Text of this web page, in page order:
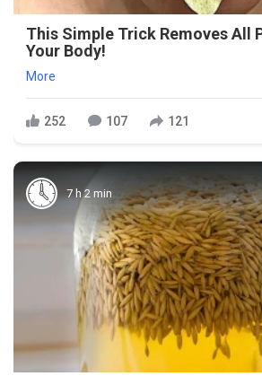
This Simple Trick Removes All
Your Body!
More
252 107 121
7 h 2 min